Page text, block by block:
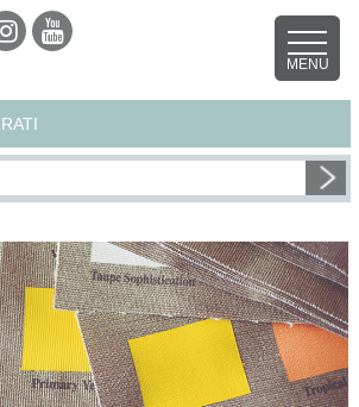
servizio possibile questo sito utilizza i cookies.
nel sito autorizzi l’uso dei cookies. Per ulteriori
MENU